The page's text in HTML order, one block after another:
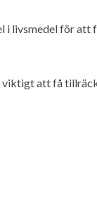
i livsmedel för att
att få